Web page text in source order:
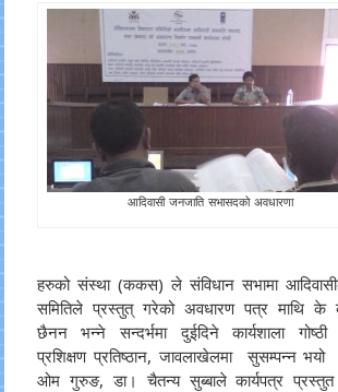
आदिवासी जनजाति सभासदको अवधारणा
हरुको संस्था (ककस) ले संविधान सभामा
समितिले प्रस्तुत् गरेको अवधारण पत्र माथि के
छैनन भन्ने सन्दर्भमा दुईदिने कार्यशाला
प्रशिक्षण प्रतिष्ठान, जावलाखेलमा सुसम्पन्न
ओम गुरुङ, डा। चैतन्य सुब्बाले कार्यपत्र प्रस्तुत